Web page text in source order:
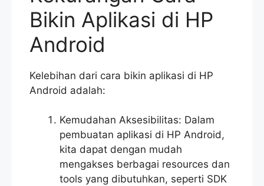
Bikin Aplikasi di HP
Android
Kelebihan dari cara bikin aplikasi di HP
Android adalah:
Kemudahan Aksesibilitas: Dalam
pembuatan aplikasi di HP Android,
kita dapat dengan mudah
mengakses berbagai resources dan
tools yang dibutuhkan, seperti SDK